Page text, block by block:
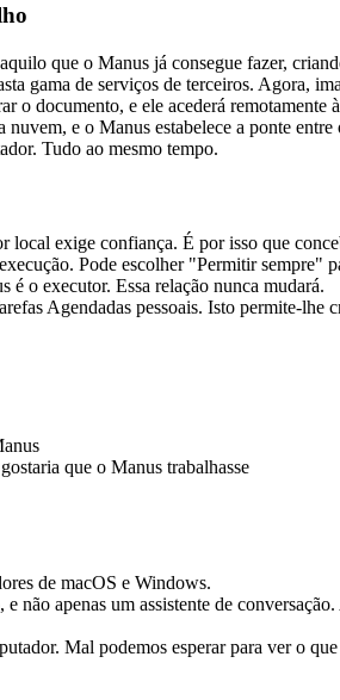
que o Manus já consegue fazer,
gama de serviços de terceiros. Agora,
o documento, e ele acederá
e o Manus estabelece a ponte
Tudo ao mesmo tempo.
exige confiança. É por isso que
Pode escolher "Permitir
o executor. Essa relação nunca mudará.
Agendadas pessoais. Isto permite-lhe
que o Manus trabalhasse
de macOS e Windows.
não apenas um assistente de
Mal podemos esperar para ver o